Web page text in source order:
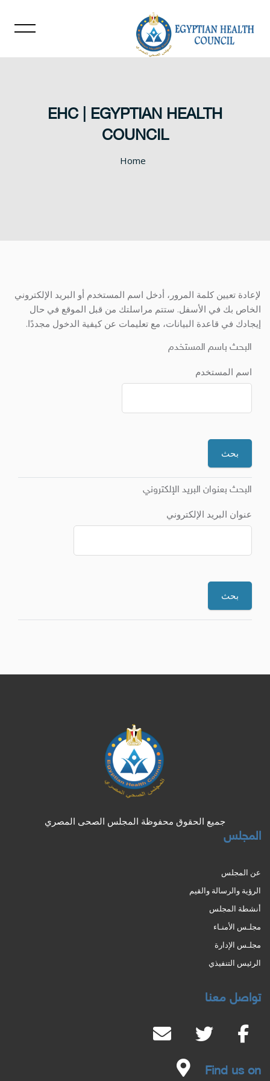
EHC | EGYPTIAN HEALTH
COUNCIL
Home
لإعادة تعيين كلمة المرور، أدخل اسم المستخدم أو البريد الإلكتروني
الخاص بك في الأسفل. ستتم مراسلتك من قبل الموقع في حال
إيجادك في قاعدة البيانات، مع تعليمات عن كيفية الدخول مجددًا.
البحث باسم المستخدم
اسم المستخدم
البحث بعنوان البريد الإلكتروني
عنوان البريد الإلكتروني
جميع الحقوق محفوظة المجلس الصحى المصري
المجلس
عن المجلس
الرؤية والرسالة والقيم
أنشطة المجلس
مجلـس الأمنـاء
مجلـس الإدارة
الرئيس التنفيذي
تواصل معنا
Find us on